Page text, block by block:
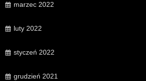
marzec 2022
luty 2022
styczeń 2022
grudzień 2021